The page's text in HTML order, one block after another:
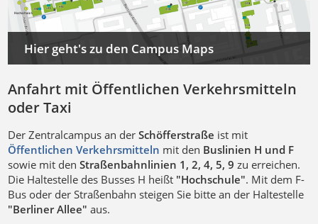
Hier geht's zu den Campus Maps
Anfahrt mit Öffentlichen Verkehrsmitteln
oder Taxi
Der Zentralcampus an derSchöfferstraße ist mit
Öffentlichen Verkehrsmitteln mit den Buslinien H und F
sowie mit denStraßenbahnlinien 1, 2, 4, 5, 9 zu erreichen.
Die Haltestelle des Busses H heißt "Hochschule". Mit dem F-
Bus oder der Straßenbahn steigen Sie bitte an der Haltestelle
"Berliner Allee"aus.